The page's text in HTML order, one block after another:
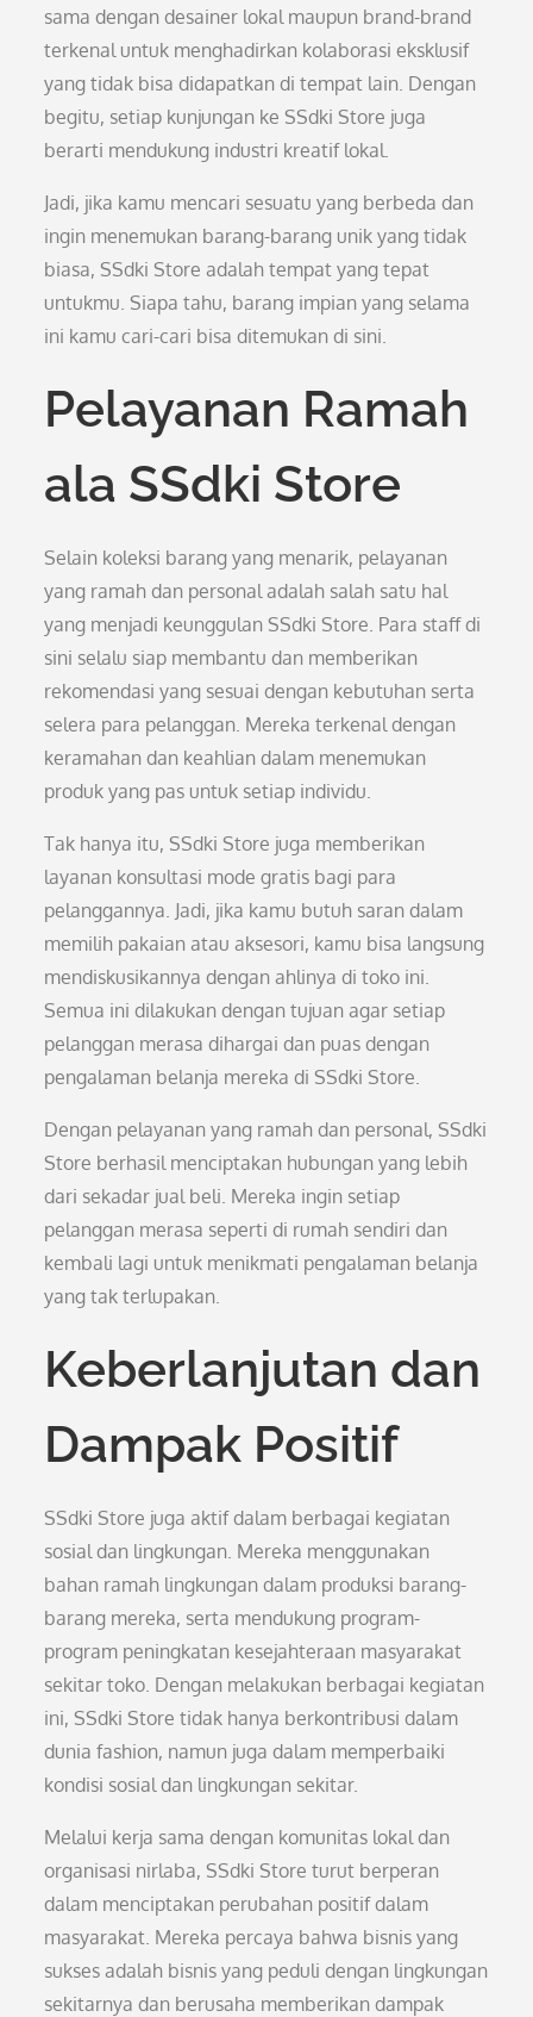
sama dengan desainer lokal maupun brand-brand
terkenal untuk menghadirkan kolaborasi eksklusif
yang tidak bisa didapatkan di tempat lain. Dengan
begitu, setiap kunjungan ke SSdki Store juga
berarti mendukung industri kreatif lokal.
Jadi, jika kamu mencari sesuatu yang berbeda dan
ingin menemukan barang-barang unik yang tidak
biasa, SSdki Store adalah tempat yang tepat
untukmu. Siapa tahu, barang impian yang selama
ini kamu cari-cari bisa ditemukan di sini.
Pelayanan Ramah
ala SSdki Store
Selain koleksi barang yang menarik, pelayanan
yang ramah dan personal adalah salah satu hal
yang menjadi keunggulan SSdki Store. Para staff di
sini selalu siap membantu dan memberikan
rekomendasi yang sesuai dengan kebutuhan serta
selera para pelanggan. Mereka terkenal dengan
keramahan dan keahlian dalam menemukan
produk yang pas untuk setiap individu.
Tak hanya itu, SSdki Store juga memberikan
layanan konsultasi mode gratis bagi para
pelanggannya. Jadi, jika kamu butuh saran dalam
memilih pakaian atau aksesori, kamu bisa langsung
mendiskusikannya dengan ahlinya di toko ini.
Semua ini dilakukan dengan tujuan agar setiap
pelanggan merasa dihargai dan puas dengan
pengalaman belanja mereka di SSdki Store.
Dengan pelayanan yang ramah dan personal, SSdki
Store berhasil menciptakan hubungan yang lebih
dari sekadar jual beli. Mereka ingin setiap
pelanggan merasa seperti di rumah sendiri dan
kembali lagi untuk menikmati pengalaman belanja
yang tak terlupakan.
Keberlanjutan dan
Dampak Positif
SSdki Store juga aktif dalam berbagai kegiatan
sosial dan lingkungan. Mereka menggunakan
bahan ramah lingkungan dalam produksi barang-
barang mereka, serta mendukung program-
program peningkatan kesejahteraan masyarakat
sekitar toko. Dengan melakukan berbagai kegiatan
ini, SSdki Store tidak hanya berkontribusi dalam
dunia fashion, namun juga dalam memperbaiki
kondisi sosial dan lingkungan sekitar.
Melalui kerja sama dengan komunitas lokal dan
organisasi nirlaba, SSdki Store turut berperan
dalam menciptakan perubahan positif dalam
masyarakat. Mereka percaya bahwa bisnis yang
sukses adalah bisnis yang peduli dengan lingkungan
sekitarnya dan berusaha memberikan dampak